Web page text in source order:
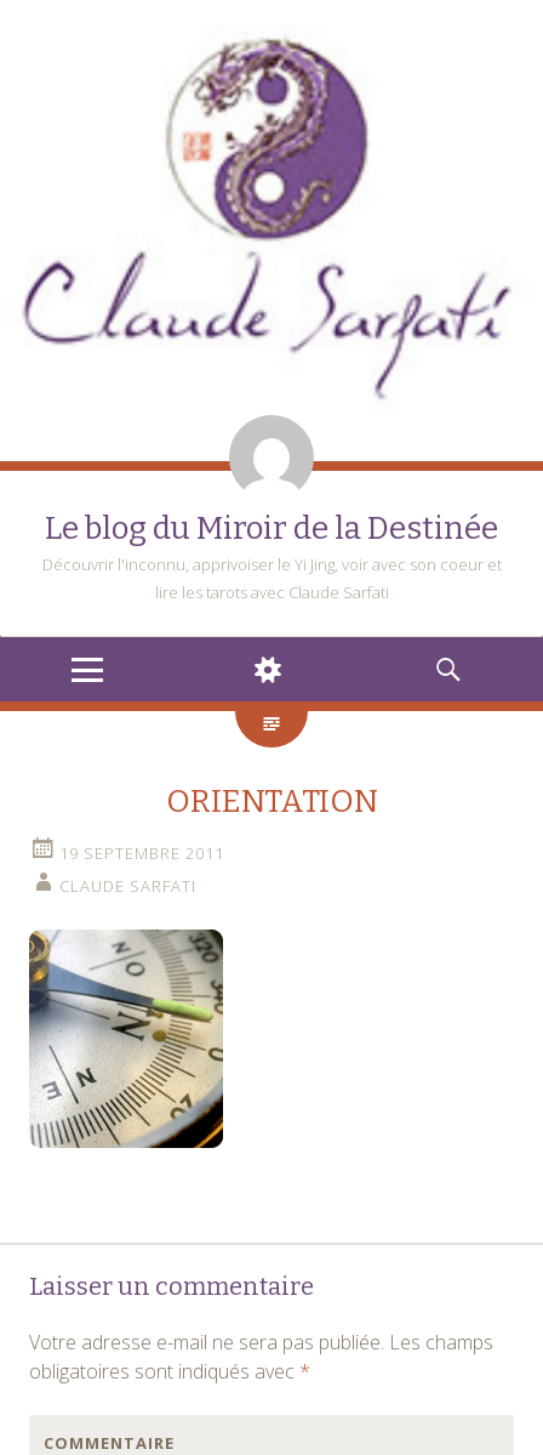
Le blog du Miroir de la Destinée
Découvrir l'inconnu, apprivoiser le Yi Jing, voir avec son coeur et
lire les tarots avec Claude Sarfati
MENU
WIDGETS
RECHERCHE
ORIENTATION
19 SEPTEMBRE 2011
CLAUDE SARFATI
Navigation
des
articles
Laisser un commentaire
Votre adresse e-mail ne sera pas publiée. Les champs
obligatoires sont indiqués avec *
COMMENTAIRE